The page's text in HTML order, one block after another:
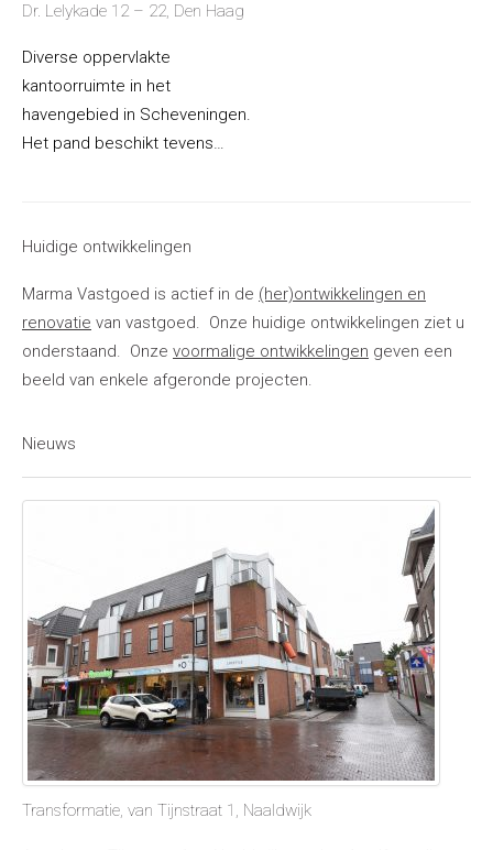
Dr. Lelykade 12 – 22, Den Haag
Diverse oppervlakte
kantoorruimte in het
havengebied in Scheveningen.
Het pand beschikt tevens…
Huidige ontwikkelingen
Marma Vastgoed is actief in de (her)ontwikkelingen en
renovatie van vastgoed. Onze huidige ontwikkelingen ziet u
onderstaand. Onze voormalige ontwikkelingen geven een
beeld van enkele afgeronde projecten.
Nieuws
Transformatie, van Tijnstraat 1, Naaldwijk